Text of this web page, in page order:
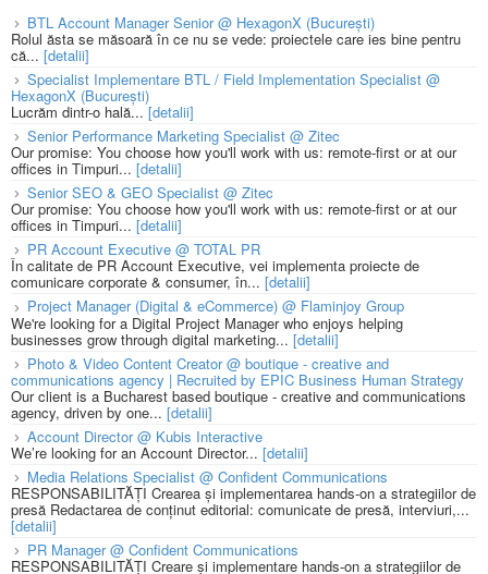
BTL Account Manager Senior @ HexagonX (București)
Rolul ăsta se măsoară în ce nu se vede: proiectele care ies bine pentru
că... [detalii]
Specialist Implementare BTL / Field Implementation Specialist @
HexagonX (București)
Lucrăm dintr-o hală...[detalii]
Senior Performance Marketing Specialist @ Zitec
Our promise: You choose how you'll work with us: remote-first or at our
offices in Timpuri... [detalii]
Senior SEO & GEO Specialist @ Zitec
Our promise: You choose how you'll work with us: remote-first or at our
offices in Timpuri... [detalii]
PR Account Executive @ TOTAL PR
În calitate de PR Account Executive, vei implementa proiecte de
comunicare corporate & consumer, în... [detalii]
Project Manager (Digital & eCommerce) @ Flaminjoy Group
We're looking for a Digital Project Manager who enjoys helping
businesses grow through digital marketing... [detalii]
Photo & Video Content Creator @ boutique - creative and
communications agency | Recruited by EPIC Business Human Strategy
Our client is a Bucharest based boutique - creative and communications
agency, driven by one... [detalii]
Account Director @ Kubis Interactive
We’re looking for an Account Director... [detalii]
Media Relations Specialist @ Confident Communications
RESPONSABILITĂȚI Crearea și implementarea hands-on a strategiilor de
presă Redactarea de conținut editorial: comunicate de presă, interviuri,...
[detalii]
PR Manager @ Confident Communications
RESPONSABILITĂȚI Creare și implementare hands-on a strategiilor de